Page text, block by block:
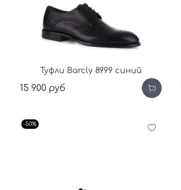
Туфли Barcly 8999 синий
15 900 руб
-50%